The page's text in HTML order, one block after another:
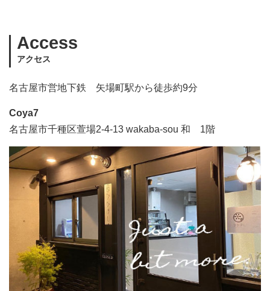
Access
アクセス
名古屋市営地下鉄 矢場町駅から徒歩約9分
Coya7
名古屋市千種区萱場2-4-13 wakaba-sou 和 1階